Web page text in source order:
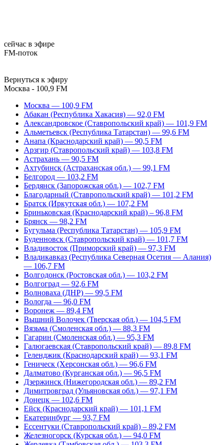
сейчас в эфире
FM-поток
Вернуться к эфиру
Москва - 100,9 FM
Москва — 100,9 FM
Абакан (Республика Хакасия) — 92,0 FM
Александровское (Ставропольский край) — 101,9 FM
Альметьевск (Республика Татарстан) — 99,6 FM
Анапа (Краснодарский край) — 90,5 FM
Арзгир (Ставропольский край) — 103,8 FM
Астрахань — 90,5 FM
Ахтубинск (Астраханская обл.) — 99,1 FM
Белгород — 103,2 FM
Бердянск (Запорожская обл.) — 102,7 FM
Благодарный (Ставропольский край) — 101,2 FM
Братск (Иркутская обл.) — 107,2 FM
Бриньковская (Краснодарский край) – 96,8 FM
Брянск — 98,2 FM
Бугульма (Республика Татарстан) — 105,9 FM
Буденновск (Ставропольский край) — 101,7 FM
Владивосток (Приморский край) — 97,3 FM
Владикавказ (Республика Северная Осетия — Алания)
— 106,7 FM
Волгодонск (Ростовская обл.) — 103,2 FM
Волгоград — 92,6 FM
Волноваха (ДНР) — 99,5 FM
Вологда — 96,0 FM
Воронеж — 89,4 FM
Вышний Волочек (Тверская обл.) — 104,5 FM
Вязьма (Смоленская обл.) — 88,3 FM
Гагарин (Смоленская обл.) — 95,3 FM
Галюгаевская (Ставропольский край) — 89,8 FM
Геленджик (Краснодарский край) — 93,1 FM
Геническ (Херсонская обл.) — 96,6 FM
Далматово (Курганская обл.) — 96,5 FM
Дзержинск (Нижегородская обл.) — 89,2 FM
Димитровград (Ульяновская обл.) — 97,1 FM
Донецк — 102,6 FM
Ейск (Краснодарский край) — 101,1 FM
Екатеринбург — 93,7 FM
Ессентуки (Ставропольский край) – 89,2 FM
Железногорск (Курская обл.) — 94,0 FM